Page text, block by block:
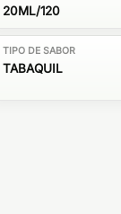
20ML/120
TIPO DE SABOR
TABAQUIL